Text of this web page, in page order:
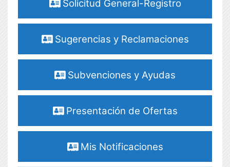
Solicitud General-Registro
Sugerencias y Reclamaciones
Subvenciones y Ayudas
Presentación de Ofertas
Mis Notificaciones